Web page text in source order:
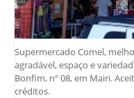
Supermercado Comel,
agradável, espaço e
Bonfim, nº 08, em Mairi.
créditos.